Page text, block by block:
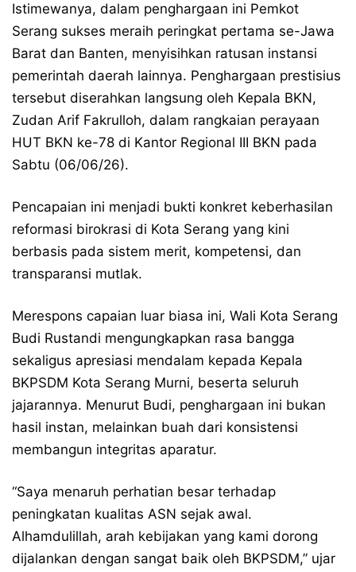
Istimewanya, dalam penghargaan ini Pemkot
Serang sukses meraih peringkat pertama se-Jawa
Barat dan Banten, menyisihkan ratusan instansi
pemerintah daerah lainnya. Penghargaan prestisius
tersebut diserahkan langsung oleh Kepala BKN,
Zudan Arif Fakrulloh, dalam rangkaian perayaan
HUT BKN ke-78 di Kantor Regional III BKN pada
Sabtu (06/06/26).
Pencapaian ini menjadi bukti konkret keberhasilan
reformasi birokrasi di Kota Serang yang kini
berbasis pada sistem merit, kompetensi, dan
transparansi mutlak.
Merespons capaian luar biasa ini, Wali Kota Serang
Budi Rustandi mengungkapkan rasa bangga
sekaligus apresiasi mendalam kepada Kepala
BKPSDM Kota Serang Murni, beserta seluruh
jajarannya. Menurut Budi, penghargaan ini bukan
hasil instan, melainkan buah dari konsistensi
membangun integritas aparatur.
“Saya menaruh perhatian besar terhadap
peningkatan kualitas ASN sejak awal.
Alhamdulillah, arah kebijakan yang kami dorong
dijalankan dengan sangat baik oleh BKPSDM,” ujar